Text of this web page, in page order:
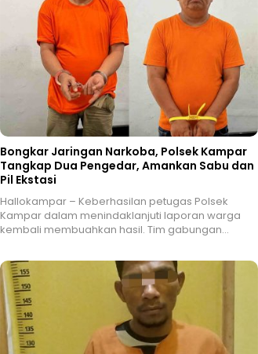
Bongkar Jaringan Narkoba, Polsek Kampar
Tangkap Dua Pengedar, Amankan Sabu dan
Pil Ekstasi
Hallokampar – Keberhasilan petugas Polsek
Kampar dalam menindaklanjuti laporan warga
kembali membuahkan hasil. Tim gabungan…